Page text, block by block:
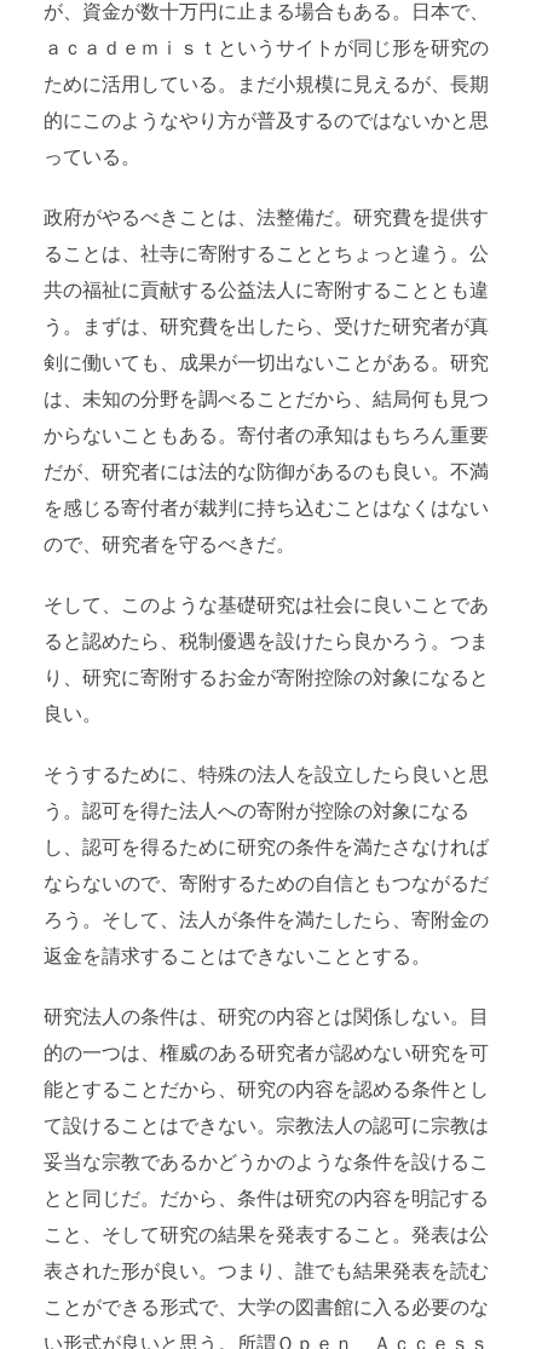
が、資金が数十万円に止まる場合もある。日本で、
ａｃａｄｅｍｉｓｔというサイトが同じ形を研究の
ために活用している。まだ小規模に見えるが、長期
的にこのようなやり方が普及するのではないかと思
っている。
政府がやるべきことは、法整備だ。研究費を提供す
ることは、社寺に寄附することとちょっと違う。公
共の福祉に貢献する公益法人に寄附することとも違
う。まずは、研究費を出したら、受けた研究者が真
剣に働いても、成果が一切出ないことがある。研究
は、未知の分野を調べることだから、結局何も見つ
からないこともある。寄付者の承知はもちろん重要
だが、研究者には法的な防御があるのも良い。不満
を感じる寄付者が裁判に持ち込むことはなくはない
ので、研究者を守るべきだ。
そして、このような基礎研究は社会に良いことであ
ると認めたら、税制優遇を設けたら良かろう。つま
り、研究に寄附するお金が寄附控除の対象になると
良い。
そうするために、特殊の法人を設立したら良いと思
う。認可を得た法人への寄附が控除の対象になる
し、認可を得るために研究の条件を満たさなければ
ならないので、寄附するための自信ともつながるだ
ろう。そして、法人が条件を満たしたら、寄附金の
返金を請求することはできないこととする。
研究法人の条件は、研究の内容とは関係しない。目
的の一つは、権威のある研究者が認めない研究を可
能とすることだから、研究の内容を認める条件とし
て設けることはできない。宗教法人の認可に宗教は
妥当な宗教であるかどうかのような条件を設けるこ
とと同じだ。だから、条件は研究の内容を明記する
こと、そして研究の結果を発表すること。発表は公
表された形が良い。つまり、誰でも結果発表を読む
ことができる形式で、大学の図書館に入る必要のな
い形式が良いと思う。所謂Ｏｐｅｎ Ａｃｃｅｓｓ